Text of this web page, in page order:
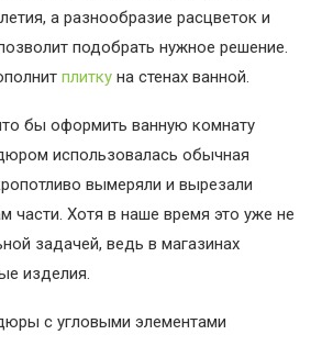
а разнообразие расцветок и
подобрать нужное решение.
плитку на стенах ванной.
бы оформить ванную комнату
использовалась обычная
вымеряли и вырезали
части. Хотя в наше время это уже не
задачей, ведь в магазинах
изделия.
с угловыми элементами